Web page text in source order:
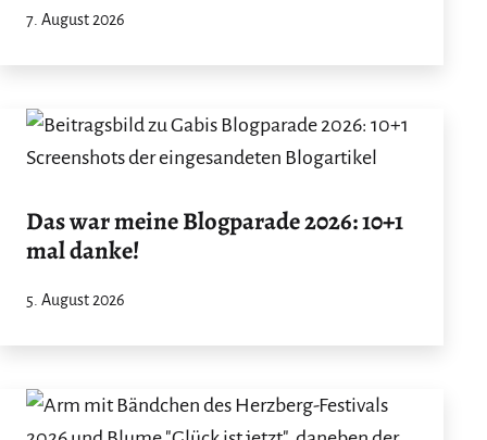
7. August 2026
Das war meine Blogparade 2026: 10+1
mal danke!
5. August 2026